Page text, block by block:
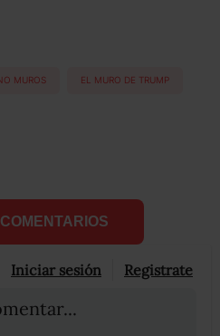
MUROS EL MURO DE TRUMP
Iniciar sesión Registrate